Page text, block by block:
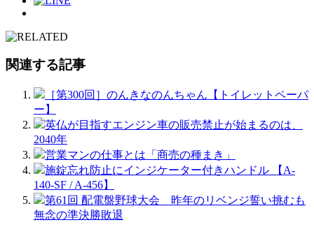
関連する記事
［第300回］のんきなのんちゃん【トイレットペーパ
ー】
英仏が目指すエンジン車の販売禁止が始まるのは、
2040年
営業マンの仕事とは「商売の種まき」
施錠忘れ防止にインジケーター付きハンドル 【A-
140-SF / A-456】
第61回 配電盤野球大会 昨年のリベンジ誓い挑むも
無念の準決勝敗退